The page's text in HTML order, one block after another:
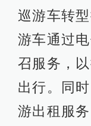
巡游车转
游车通过
召服务，
出行。同
游出租服